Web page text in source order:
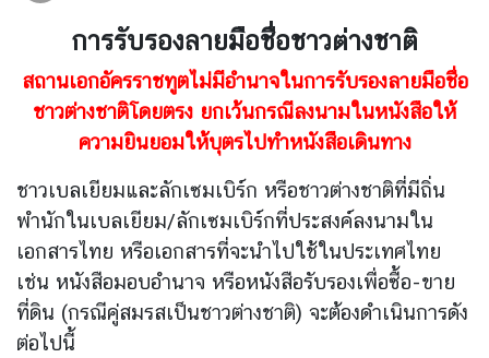
บ
เ
ข่
า
ว
ส
า
การรับรองลายมือชื่อชาวต่างชาติ
สถานเอกอัครราชทูตไม่มีอำนาจในการรับรองลายมือชื่อ
ชาวต่างชาติโดยตรง ยกเว้นกรณีลงนามในหนังสือให้
ความยินยอมให้บุตรไปทำหนังสือเดินทาง
ชาวเบลเยียมและลักเซมเบิร์ก หรือชาวต่างชาติที่มีถิ่น
พำนักในเบลเยียม/ลักเซมเบิร์กที่ประสงค์ลงนามใน
เอกสารไทย หรือเอกสารที่จะนำไปใช้ในประเทศไทย
เช่น หนังสือมอบอำนาจ หรือหนังสือรับรองเพื่อซื้อ-ขาย
ที่ดิน (กรณีคู่สมรสเป็นชาวต่างชาติ) จะต้องดำเนินการดัง
ต่อไปนี้